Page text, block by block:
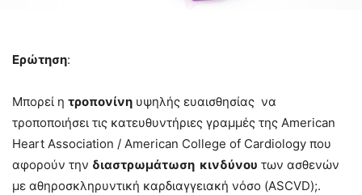
Ερώτηση:
Μπορεί η τροπονίνη υψηλής ευαισθησίας να
τροποποιήσει τις κατευθυντήριες γραμμές της American
Heart Association / American College of Cardiology που
αφορούν την διαστρωμάτωση κινδύνου των ασθενών
με αθηροσκληρυντική καρδιαγγειακή νόσο (ASCVD);.